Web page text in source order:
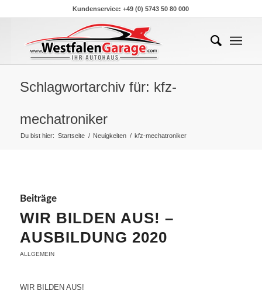
Kundenservice: +49 (0) 5743 50 80 000
Schlagwortarchiv für: kfz-
mechatroniker
Du bist hier: Startseite / Neuigkeiten / kfz-mechatroniker
Beiträge
WIR BILDEN AUS! –
AUSBILDUNG 2020
ALLGEMEIN
WIR BILDEN AUS!